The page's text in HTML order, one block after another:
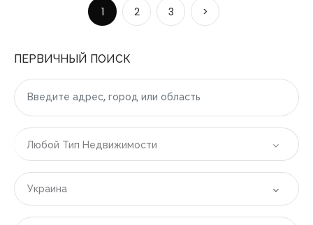
1 2 3 >
ПЕРВИЧНЫЙ ПОИСК
Любой Тип Недвижимости
Украина